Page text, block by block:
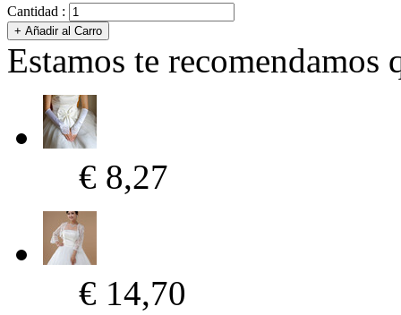
Cantidad :
Estamos te recomendamos
€ 8,27
€ 14,70